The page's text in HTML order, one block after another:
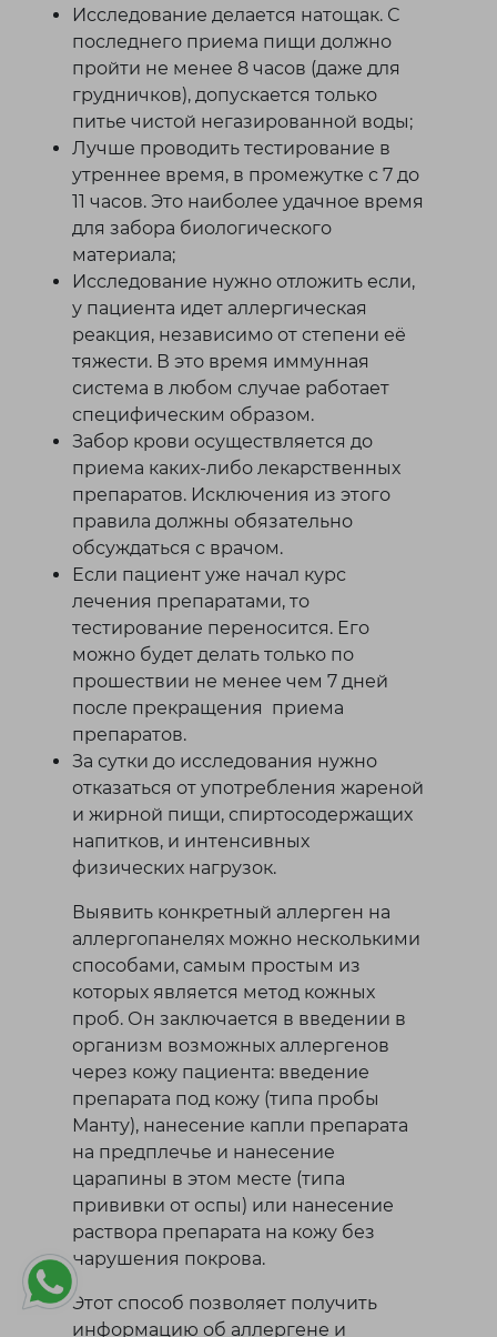
Исследование делается натощак. С
последнего приема пищи должно
пройти не менее 8 часов (даже для
грудничков), допускается только
питье чистой негазированной воды;
Лучше проводить тестирование в
утреннее время, в промежутке с 7 до
11 часов. Это наиболее удачное время
для забора биологического
материала;
Исследование нужно отложить если,
у пациента идет аллергическая
реакция, независимо от степени её
тяжести. В это время иммунная
система в любом случае работает
специфическим образом.
Забор крови осуществляется до
приема каких-либо лекарственных
препаратов. Исключения из этого
правила должны обязательно
обсуждаться с врачом.
Если пациент уже начал курс
лечения препаратами, то
тестирование переносится. Его
можно будет делать только по
прошествии не менее чем 7 дней
после прекращения приема
препаратов.
За сутки до исследования нужно
отказаться от употребления жареной
и жирной пищи, спиртосодержащих
напитков, и интенсивных
физических нагрузок.
Выявить конкретный аллерген на
аллергопанелях можно несколькими
способами, самым простым из
которых является метод кожных
проб. Он заключается в введении в
организм возможных аллергенов
через кожу пациента: введение
препарата под кожу (типа пробы
Манту), нанесение капли препарата
на предплечье и нанесение
царапины в этом месте (типа
прививки от оспы) или нанесение
раствора препарата на кожу без
нарушения покрова.
Этот способ позволяет получить
информацию об аллергене и